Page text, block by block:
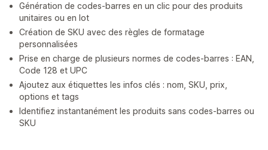
Génération de codes-barres en un clic pour des produits
unitaires ou en lot
Création de SKU avec des règles de formatage
personnalisées
Prise en charge de plusieurs normes de codes-barres : EAN,
Code 128 et UPC
Ajoutez aux étiquettes les infos clés : nom, SKU, prix,
options et tags
Identifiez instantanément les produits sans codes-barres ou
SKU